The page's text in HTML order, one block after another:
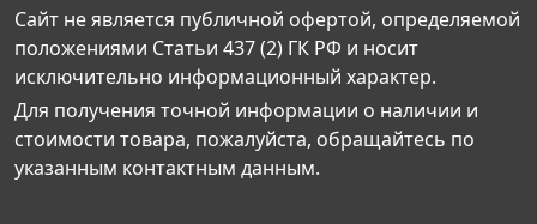
Сайт не является публичной офертой, определяемой
положениями Статьи 437 (2) ГК РФ и носит
исключительно информационный характер.
Для получения точной информации о наличии и
стоимости товара, пожалуйста, обращайтесь по
указанным контактным данным.